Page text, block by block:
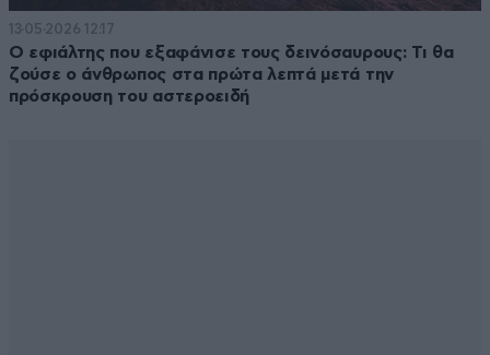
13·05·2026 12:17
Ο εφιάλτης που εξαφάνισε τους δεινόσαυρους: Τι θα
ζούσε ο άνθρωπος στα πρώτα λεπτά μετά την
πρόσκρουση του αστεροειδή